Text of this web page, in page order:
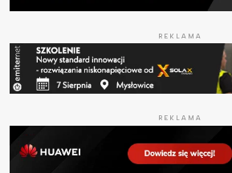
REKLAMA
REKLAMA